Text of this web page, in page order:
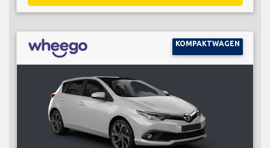
KOMPAKTWAGEN